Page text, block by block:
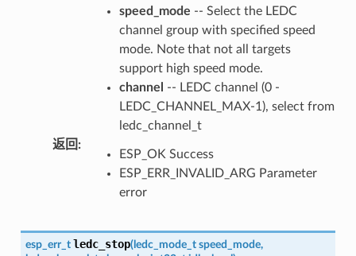
speed_mode -- Select the LEDC
channel group with specified speed
mode. Note that not all targets
support high speed mode.
channel
-- LEDC channel (0 -
LEDC_CHANNEL_MAX-1), select from
ledc_channel_t
返回 :
ESP_OK Success
ESP_ERR_INVALID_ARG Parameter
error
esp_err_t ledc_stop(ledc_mode_t speed_mode,